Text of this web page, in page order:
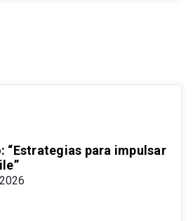
“Estrategias para impulsar